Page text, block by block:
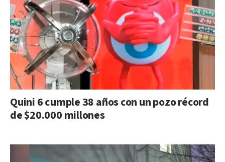
Quini 6 cumple 38 años con un pozo récord
de $20.000 millones